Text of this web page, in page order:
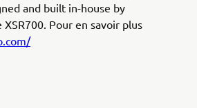
and built in-house by
Pour en savoir plus